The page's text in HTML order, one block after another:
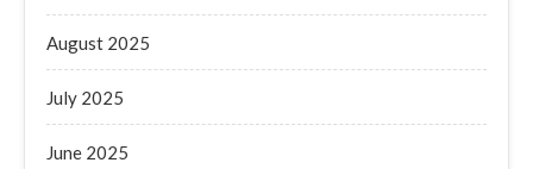
August 2025
July 2025
June 2025